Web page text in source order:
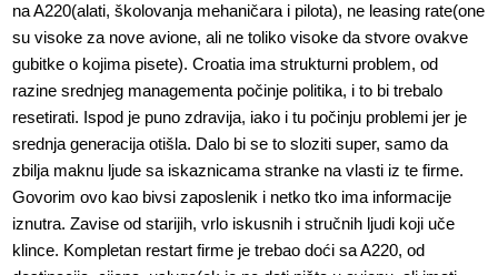
na A220(alati, školovanja mehaničara i pilota), ne leasing rate(one
su visoke za nove avione, ali ne toliko visoke da stvore ovakve
gubitke o kojima pisete). Croatia ima strukturni problem, od
razine srednjeg managementa počinje politika, i to bi trebalo
resetirati. Ispod je puno zdravija, iako i tu počinju problemi jer je
srednja generacija otišla. Dalo bi se to sloziti super, samo da
zbilja maknu ljude sa iskaznicama stranke na vlasti iz te firme.
Govorim ovo kao bivsi zaposlenik i netko tko ima informacije
iznutra. Zavise od starijih, vrlo iskusnih i stručnih ljudi koji uče
klince. Kompletan restart firme je trebao doći sa A220, od